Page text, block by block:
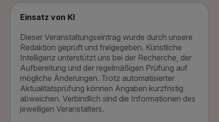
Einsatz von KI
Dieser Veranstaltungseintrag wurde durch unsere
Redaktion geprüft und freigegeben. Künstliche
Intelligenz unterstützt uns bei der Recherche, der
Aufbereitung und der regelmäßigen Prüfung auf
mögliche Änderungen. Trotz automatisierter
Aktualitätsprüfung können Angaben kurzfristig
abweichen. Verbindlich sind die Informationen des
jeweiligen Veranstalters.